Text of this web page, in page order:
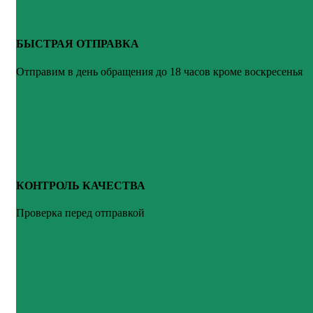
БЫСТРАЯ ОТПРАВКА
Отправим в день обращения до 18 часов кроме воскресенья
КОНТРОЛЬ КАЧЕСТВА
Проверка перед отправкой